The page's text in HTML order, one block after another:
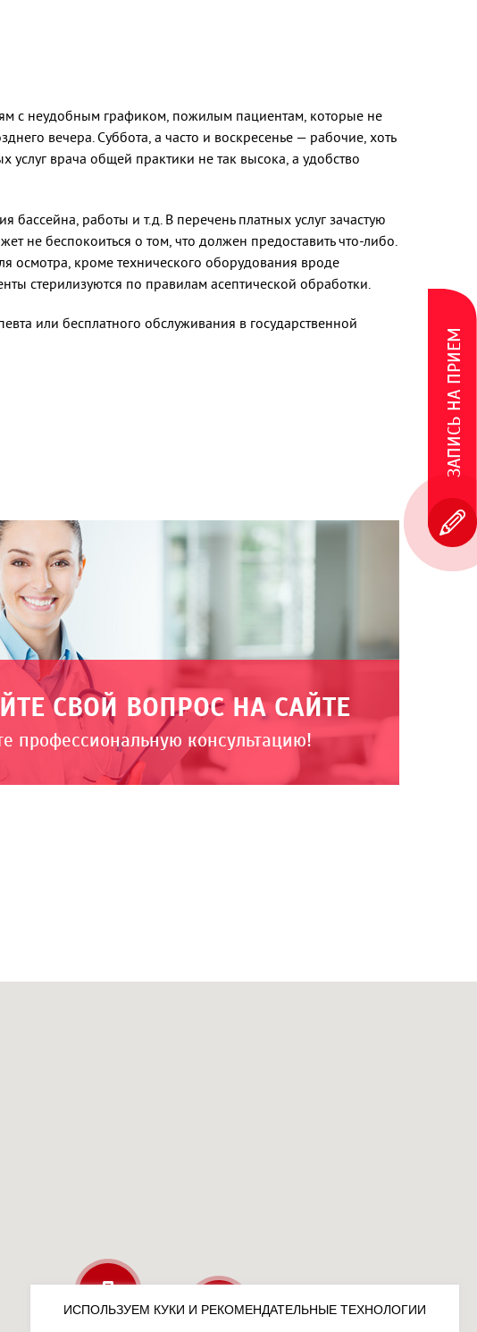
с неудобным графиком, пожилым пациентам, которые не
вечера. Суббота, а часто и воскресенье — рабочие, хоть
врача общей практики не так высока, а удобство
работы и т.д. В перечень платных услуг зачастую
не беспокоиться о том, что должен предоставить что-либо.
осмотра, кроме технического оборудования вроде
стерилизуются по правилам асептической обработки.
или бесплатного обслуживания в государственной
СВОЙ ВОПРОС НА САЙТЕ
профессиональную консультацию!
ИСПОЛЬЗУЕМ КУКИ И РЕКОМЕНДАТЕЛЬНЫЕ ТЕХНОЛОГИИ
ЗАПИСЬ НА ПРИЕМ